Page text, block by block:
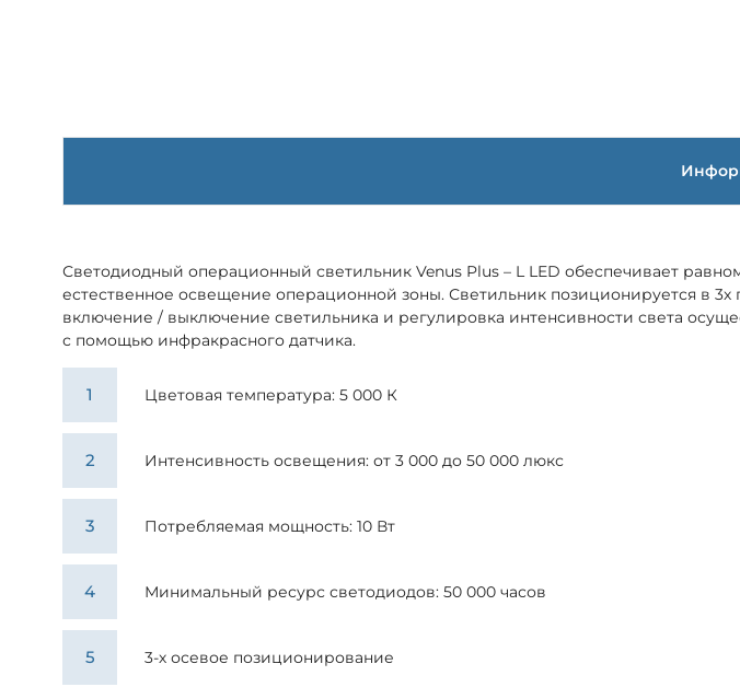
Светодиодный операционный светильник Venus Plus – L LED обеспечивает
естественное освещение операционной зоны. Светильник позиционируется в 3х
включение / выключение светильника и регулировка интенсивности света
с помощью инфракрасного датчика.
Цветовая температура: 5 000 К
Интенсивность освещения: от 3 000 до 50 000 люкс
Потребляемая мощность: 10 Вт
Минимальный ресурс светодиодов: 50 000 часов
3-х осевое позиционирование